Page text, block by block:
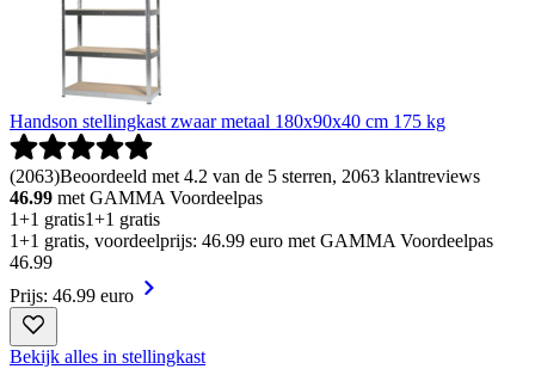
Handson stellingkast zwaar metaal 180x90x40 cm 175 kg
(2063)Beoordeeld met 4.2 van de 5 sterren, 2063 klantreviews
46.99 met GAMMA Voordeelpas
1+1 gratis1+1 gratis
1+1 gratis, voordeelprijs: 46.99 euro met GAMMA Voordeelpas
46.99
Prijs: 46.99 euro
Bekijk alles in stellingkast